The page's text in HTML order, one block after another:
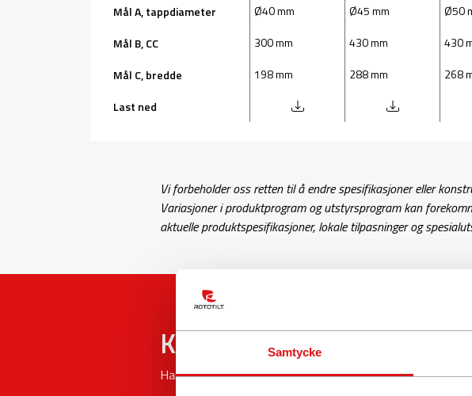
Samtycke
Mål A, tappdiameter
Ø40 mm Ø45 mm Ø50
Mål B, CC
300 mm 430 mm 430
Mål C, bredde
198 mm 288 mm 268
Last ned
Vi forbeholder oss retten til å endre spesifikasjoner eller
Variasjoner i produktprogram og utstyrsprogram kan
aktuelle produktspesifikasjoner, lokale tilpasninger og
Kontaktskjema
Har du spørsmål eller synspunkter? Fyll ut skjemaet, så